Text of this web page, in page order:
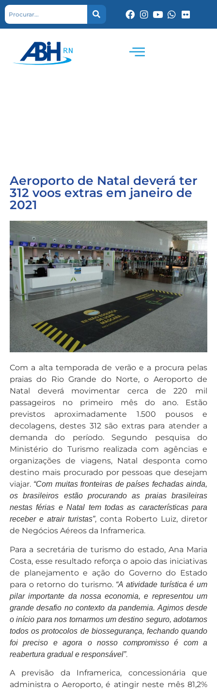
Aeroporto de Natal deverá ter
312 voos extras em janeiro de
2021
Com a alta temporada de verão e a procura pelas
praias do Rio Grande do Norte, o Aeroporto de
Natal deverá movimentar cerca de 220 mil
passageiros no primeiro mês do ano. Estão
previstos aproximadamente 1.500 pousos e
decolagens, destes 312 são extras para atender a
demanda do período. Segundo pesquisa do
Ministério do Turismo realizada com agências e
organizações de viagens, Natal desponta como
destino mais procurado por pessoas que desejam
viajar. “Com muitas fronteiras de países fechadas ainda,
os brasileiros estão procurando as praias brasileiras
nestas férias e Natal tem todas as características para
receber e atrair turistas”, conta Roberto Luiz, diretor
de Negócios Aéreos da Inframerica.
Para a secretária de turismo do estado, Ana Maria
Costa, esse resultado reforça o apoio das iniciativas
de planejamento e ação do Governo do Estado
para o retorno do turismo. “A atividade turística é um
pilar importante da nossa economia, e representou um
grande desafio no contexto da pandemia. Agimos desde
o início para nos tornarmos um destino seguro, adotamos
todos os protocolos de biossegurança, fechando quando
foi preciso e agora o nosso compromisso é com a
reabertura gradual e responsável”.
A previsão da Inframerica, concessionária que
administra o Aeroporto, é atingir neste mês 81,2%